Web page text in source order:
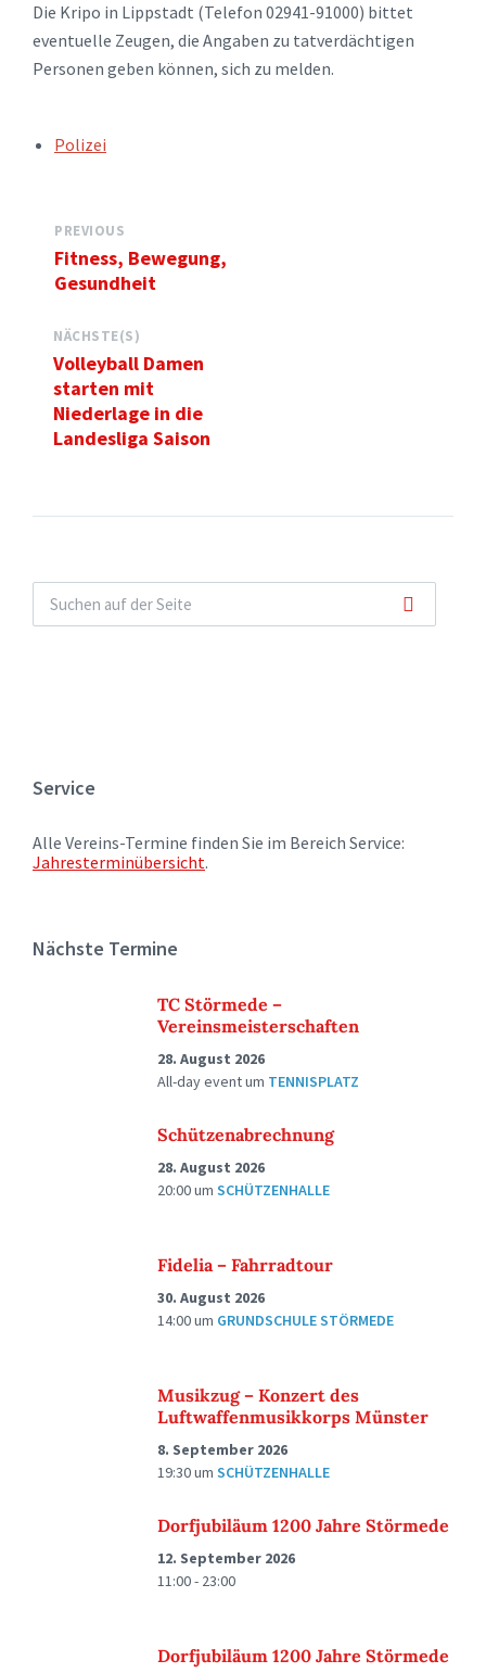
Die Kripo in Lippstadt (Telefon 02941-91000) bittet
eventuelle Zeugen, die Angaben zu tatverdächtigen
Personen geben können, sich zu melden.
TAGS:Polizei
PREVIOUS
Fitness, Bewegung,
Gesundheit
NÄCHSTE(S)
Volleyball Damen
starten mit
Niederlage in die
Landesliga Saison
Service
Alle Vereins-Termine finden Sie im Bereich Service:
Jahresterminübersicht.
Nächste Termine
TC Störmede –
Vereinsmeisterschaften
28. August 2026
All-day eventum TENNISPLATZ
Schützenabrechnung
28. August 2026
20:00um SCHÜTZENHALLE
Fidelia – Fahrradtour
30. August 2026
14:00um GRUNDSCHULE STÖRMEDE
Musikzug – Konzert des
Luftwaffenmusikkorps Münster
8. September 2026
19:30um SCHÜTZENHALLE
Dorfjubiläum 1200 Jahre Störmede
12. September 2026
11:00 - 23:00
Dorfjubiläum 1200 Jahre Störmede